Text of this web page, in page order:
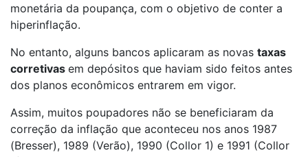
monetária da poupança, com o objetivo de conter a
hiperinflação.
No entanto, alguns bancos aplicaram as novas taxas
corretivas em depósitos que haviam sido feitos antes
dos planos econômicos entrarem em vigor.
Assim, muitos poupadores não se beneficiaram da
correção da inflação que aconteceu nos anos 1987
(Bresser), 1989 (Verão), 1990 (Collor 1) e 1991 (Collor